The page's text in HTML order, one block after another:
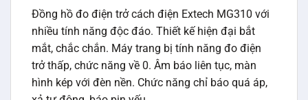
Đồng hồ đo điện trở cách điện Extech MG310 với
nhiều tính năng độc đáo. Thiết kế hiện đại bắt
mắt, chắc chắn. Máy trang bị tính năng đo điện
trở thấp, chức năng về 0. Âm báo liên tục, màn
hình kép với đèn nền. Chức năng chỉ báo quá áp,